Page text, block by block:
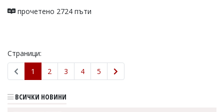
прочетено 2724 пъти
Страници:
1
2 3 4 5
ВСИЧКИ НОВИНИ